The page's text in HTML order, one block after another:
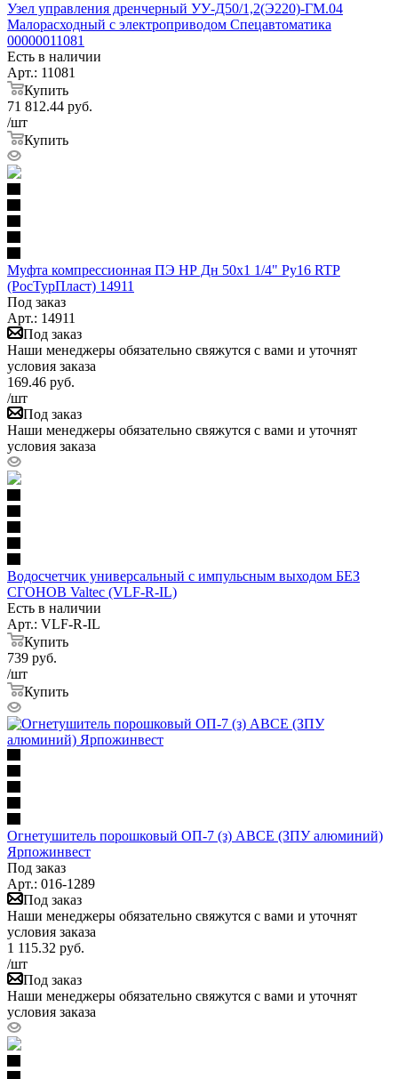
Узел управления дренчерный УУ-Д50/1,2(Э220)-ГМ.04
Малорасходный с электроприводом Спецавтоматика
00000011081
Есть в наличии
Арт.: 11081
Купить
71 812.44 руб.
/шт
Купить
Муфта компрессионная ПЭ НР Дн 50х1 1/4" Ру16 RTP
(РосТурПласт) 14911
Под заказ
Арт.: 14911
Под заказ
Наши менеджеры обязательно свяжутся с вами и уточнят
условия заказа
169.46 руб.
/шт
Под заказ
Наши менеджеры обязательно свяжутся с вами и уточнят
условия заказа
Водосчетчик универсальный с импульсным выходом БЕЗ
СГОНОВ Valtec (VLF-R-IL)
Есть в наличии
Арт.: VLF-R-IL
Купить
739 руб.
/шт
Купить
Огнетушитель порошковый ОП-7 (з) АВСЕ (ЗПУ алюминий)
Ярпожинвест
Под заказ
Арт.: 016-1289
Под заказ
Наши менеджеры обязательно свяжутся с вами и уточнят
условия заказа
1 115.32 руб.
/шт
Под заказ
Наши менеджеры обязательно свяжутся с вами и уточнят
условия заказа